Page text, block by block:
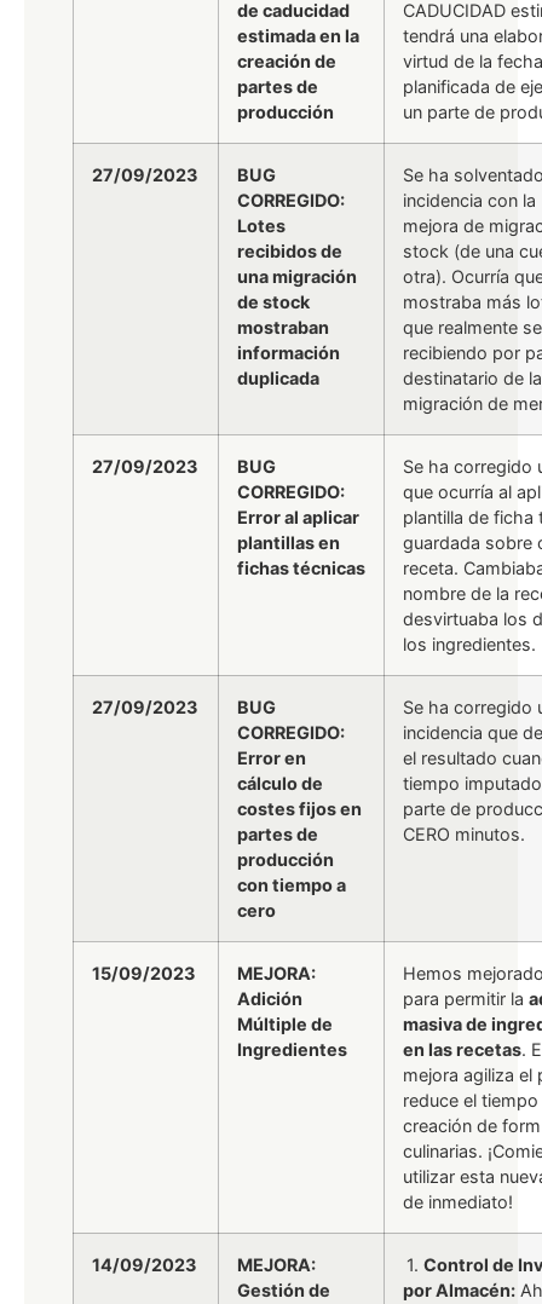
de caducidad
estimada en la
creación de
partes de
producción
CADUCIDAD
tendrá una
virtud de la fecha
planificada de
un parte de
27/09/2023
BUG
CORREGIDO:
Lotes
recibidos de
una migración
de stock
mostraban
información
duplicada
Se ha
incidencia con la
mejora de
stock (de una
otra). Ocurría
mostraba más
que realmente
recibiendo por
destinatario de la
migración de
27/09/2023
BUG
CORREGIDO:
Error al aplicar
plantillas en
fichas técnicas
Se ha corregido
que ocurría al
plantilla de ficha
guardada sobre
receta.
nombre de la
desvirtuaba los
los ingredientes.
27/09/2023
BUG
CORREGIDO:
Error en
cálculo de
costes fijos en
partes de
producción
con tiempo a
cero
Se ha corregido
incidencia que
el resultado
tiempo
parte de
CERO minutos.
15/09/2023
MEJORA:
Adición
Múltiple de
Ingredientes
Hemos
para permitir la
masiva de
en las recetas.
mejora agiliza el
reduce el
creación de
culinarias.
utilizar esta
de inmediato!
14/09/2023
MEJORA:
Gestión de
1. Control de
por Almacén: